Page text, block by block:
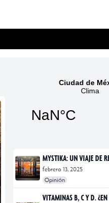
MYSTIKA: UN VIAJE DE
febrero 13, 2025
Opinión
#exposiciones
#fotografía
VITAMINAS B, C Y D.